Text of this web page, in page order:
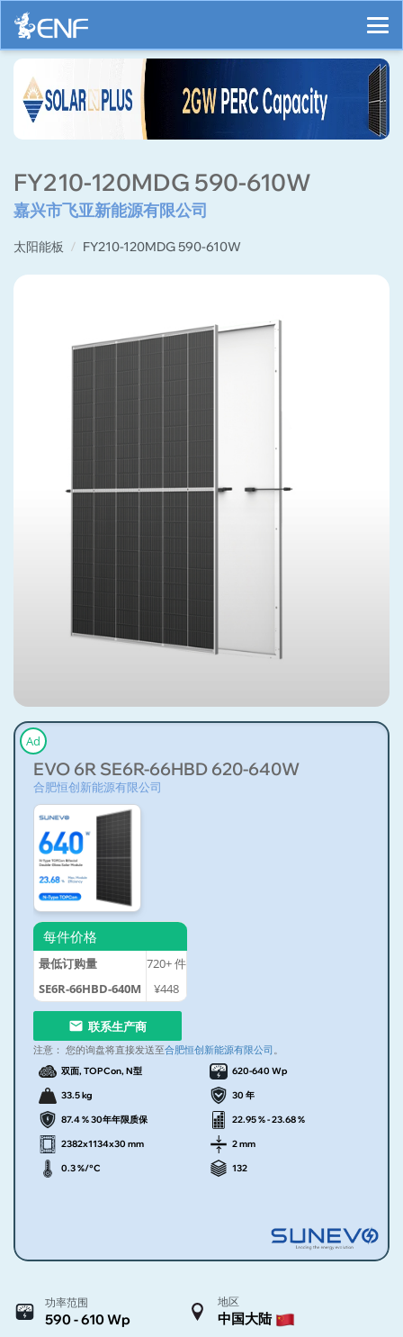
FY210-120MDG 590-610W
嘉兴市飞亚新能源有限公司
太阳能板 FY210-120MDG 590-610W
Ad
EVO 6R SE6R-66HBD 620-640W
合肥恒创新能源有限公司
每件价格
最低订购量 720+件
SE6R-66HBD-640M
¥448
联系生产商
注意： 您的询盘将直接发送至合肥恒创新能源有限公司 。
双面, TOPCon, N型 620-640 Wp
33.5 kg 30 年
87.4 % 30年年限质保 22.95 % - 23.68 %
2382x1134x30 mm 2 mm
0.3 %/°C 132
功率范围
590 - 610 Wp
地区
中国大陆